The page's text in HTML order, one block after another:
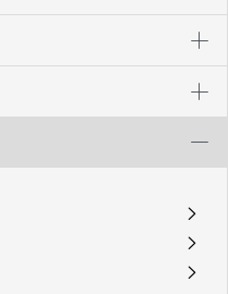
A
A
A